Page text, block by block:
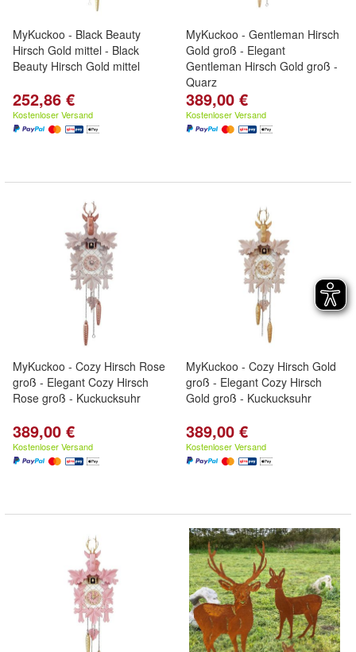
MyKuckoo - Black Beauty
Hirsch Gold mittel - Black
Beauty Hirsch Gold mittel
252,86 €
Kostenloser Versand
MyKuckoo - Gentleman Hirsch
Gold groß - Elegant
Gentleman Hirsch Gold groß -
Quarz
389,00 €
Kostenloser Versand
MyKuckoo - Cozy Hirsch Rose
groß - Elegant Cozy Hirsch
Rose groß - Kuckucksuhr
389,00 €
Kostenloser Versand
MyKuckoo - Cozy Hirsch Gold
groß - Elegant Cozy Hirsch
Gold groß - Kuckucksuhr
389,00 €
Kostenloser Versand